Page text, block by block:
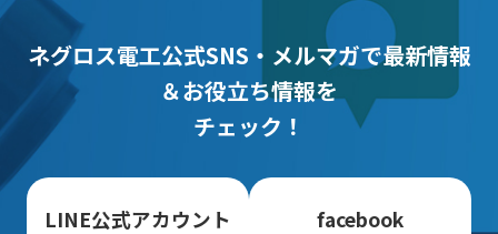
ネグロス電工公式SNS・メルマガで最新情報
＆お役立ち情報を
チェック！
LINE公式アカウント facebook